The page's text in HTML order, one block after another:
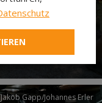
Gapp/Johannes Erler